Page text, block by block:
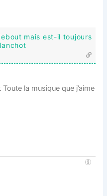
mais est-il toujours
la musique que j’aime